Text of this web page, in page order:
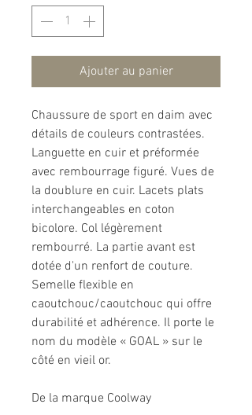
Ajouter au panier
Chaussure de sport en daim avec
détails de couleurs contrastées.
Languette en cuir et préformée
avec rembourrage figuré. Vues de
la doublure en cuir. Lacets plats
interchangeables en coton
bicolore. Col légèrement
rembourré. La partie avant est
dotée d'un renfort de couture.
Semelle flexible en
caoutchouc/caoutchouc qui offre
durabilité et adhérence. Il porte le
nom du modèle « GOAL » sur le
côté en vieil or.
De la marque Coolway